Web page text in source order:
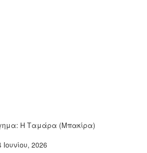
Η Ταμάρα (Μπακίρα)
Ιουνίου, 2026